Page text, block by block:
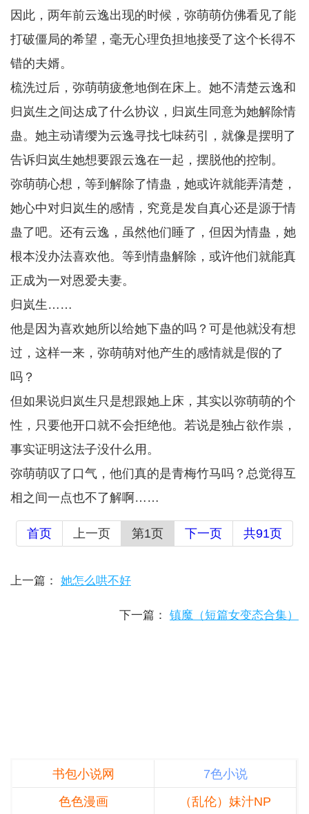
因此，两年前云逸出现的时候，弥萌萌仿佛看见了能
打破僵局的希望，毫无心理负担地接受了这个长得不
错的夫婿。
梳洗过后，弥萌萌疲惫地倒在床上。她不清楚云逸和
归岚生之间达成了什么协议，归岚生同意为她解除情
蛊。她主动请缨为云逸寻找七味药引，就像是摆明了
告诉归岚生她想要跟云逸在一起，摆脱他的控制。
弥萌萌心想，等到解除了情蛊，她或许就能弄清楚，
她心中对归岚生的感情，究竟是发自真心还是源于情
蛊了吧。还有云逸，虽然他们睡了，但因为情蛊，她
根本没办法喜欢他。等到情蛊解除，或许他们就能真
正成为一对恩爱夫妻。
归岚生……
他是因为喜欢她所以给她下蛊的吗？可是他就没有想
过，这样一来，弥萌萌对他产生的感情就是假的了
吗？
但如果说归岚生只是想跟她上床，其实以弥萌萌的个
性，只要他开口就不会拒绝他。若说是独占欲作祟，
事实证明这法子没什么用。
弥萌萌叹了口气，他们真的是青梅竹马吗？总觉得互
相之间一点也不了解啊……
首页 上一页 第1页 下一页 共91页
上一篇： 她怎么哄不好
下一篇： 镇魔（短篇女变态合集）
书包小说网
7色小说
色色漫画
（乱伦）妹汁NP